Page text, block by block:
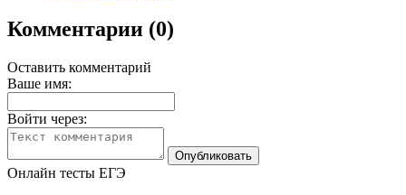
Комментарии (0)
Оставить комментарий
Ваше имя:
Войти через:
Онлайн тесты ЕГЭ